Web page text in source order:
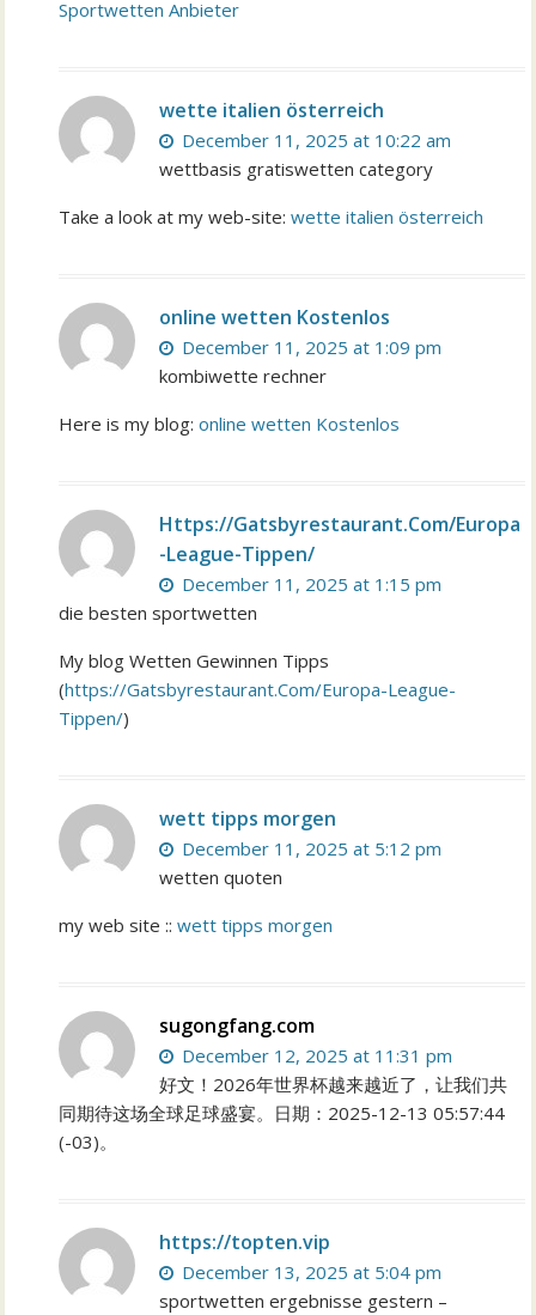
Sportwetten Anbieter
wette italien österreich
December 11, 2025 at 10:22 am
wettbasis gratiswetten category
Take a look at my web-site:wette italien österreich
online wetten Kostenlos
December 11, 2025 at 1:09 pm
kombiwette rechner
Here is my blog:online wetten Kostenlos
Https://Gatsbyrestaurant.Com/Europa
-League-Tippen/
December 11, 2025 at 1:15 pm
die besten sportwetten
My blog Wetten Gewinnen Tipps
(https://Gatsbyrestaurant.Com/Europa-League-
Tippen/)
wett tipps morgen
December 11, 2025 at 5:12 pm
wetten quoten
my web site ::wett tipps morgen
sugongfang.com
December 12, 2025 at 11:31 pm
好文！2026年世界杯越来越近了，让我们共
同期待这场全球足球盛宴。日期：2025-12-13 05:57:44
(-03)。
https://topten.vip
December 13, 2025 at 5:04 pm
sportwetten ergebnisse gestern –